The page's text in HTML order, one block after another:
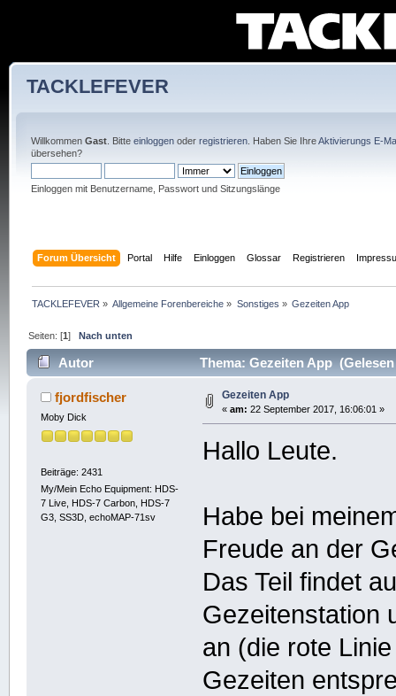
TACKLEFEVER
Willkommen Gast. Bitte einloggenoder registrieren. Haben Sie IhreAktivierungs E-
übersehen?
Einloggen mit Benutzername, Passwort und Sitzungslänge
Forum Übersicht Portal Hilfe Einloggen Glossar Registrieren
TACKLEFEVER » Allgemeine Forenbereiche » Sonstiges » Gezeiten App
Seiten: [1]Nach unten
Autor Thema: Gezeiten App (Gelesen
fjordfischer
Moby Dick
Beiträge: 2431
My/Mein Echo Equipment: HDS-
7 Live, HDS-7 Carbon, HDS-7
G3, SS3D, echoMAP-71sv
Gezeiten App
« am: 22 September 2017, 16:06:01 »
Hallo Leute.
Habe bei
Freude an der
Das Teil findet
Gezeitenstation
an (die rote
Gezeiten